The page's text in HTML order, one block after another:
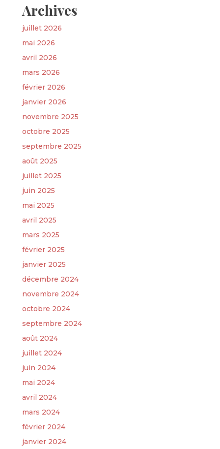
Archives
juillet 2026
mai 2026
avril 2026
mars 2026
février 2026
janvier 2026
novembre 2025
octobre 2025
septembre 2025
août 2025
juillet 2025
juin 2025
mai 2025
avril 2025
mars 2025
février 2025
janvier 2025
décembre 2024
novembre 2024
octobre 2024
septembre 2024
août 2024
juillet 2024
juin 2024
mai 2024
avril 2024
mars 2024
février 2024
janvier 2024